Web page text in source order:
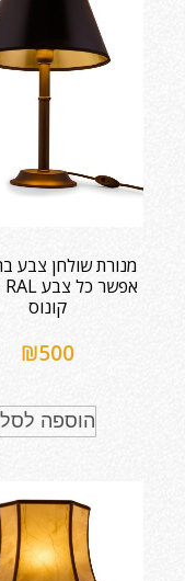
מנורת שולחן צבע
קונוס
₪500
הוספה לסל